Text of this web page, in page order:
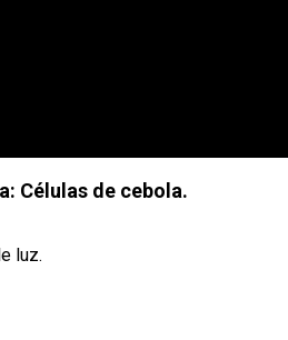
Células de cebola.
luz.